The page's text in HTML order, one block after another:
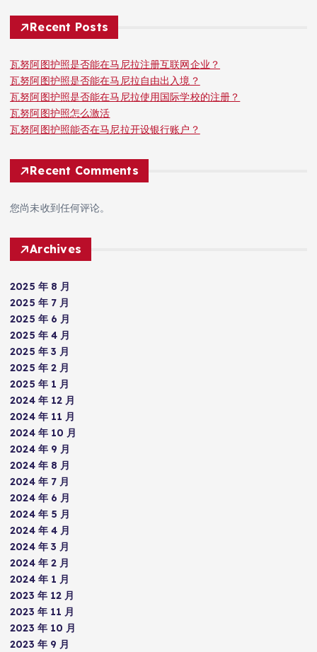
Recent Posts
瓦努阿图护照是否能在马尼拉注册互联网企业？
瓦努阿图护照是否能在马尼拉自由出入境？
瓦努阿图护照是否能在马尼拉使用国际学校的注册？
瓦努阿图护照怎么激活
瓦努阿图护照能否在马尼拉开设银行账户？
Recent Comments
您尚未收到任何评论。
Archives
2025 年 8 月
2025 年 7 月
2025 年 6 月
2025 年 4 月
2025 年 3 月
2025 年 2 月
2025 年 1 月
2024 年 12 月
2024 年 11 月
2024 年 10 月
2024 年 9 月
2024 年 8 月
2024 年 7 月
2024 年 6 月
2024 年 5 月
2024 年 4 月
2024 年 3 月
2024 年 2 月
2024 年 1 月
2023 年 12 月
2023 年 11 月
2023 年 10 月
2023 年 9 月